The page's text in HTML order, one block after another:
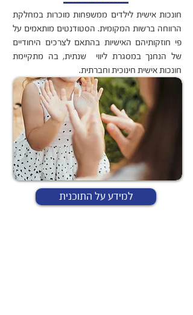
חונכות אישית לילדים ממשפחות מוכרות במחלקת
הרווחה ברשות המקומית. הסטודנטים מותאמים על
פי חוזקותיהם האישיות בהתאם לצרכים היחודיים
של הנחנך במסגרת ליווי שנתית, בה מתקיימת
חונכות אישית חינוכית וחברתית.
למידע על התוכנית